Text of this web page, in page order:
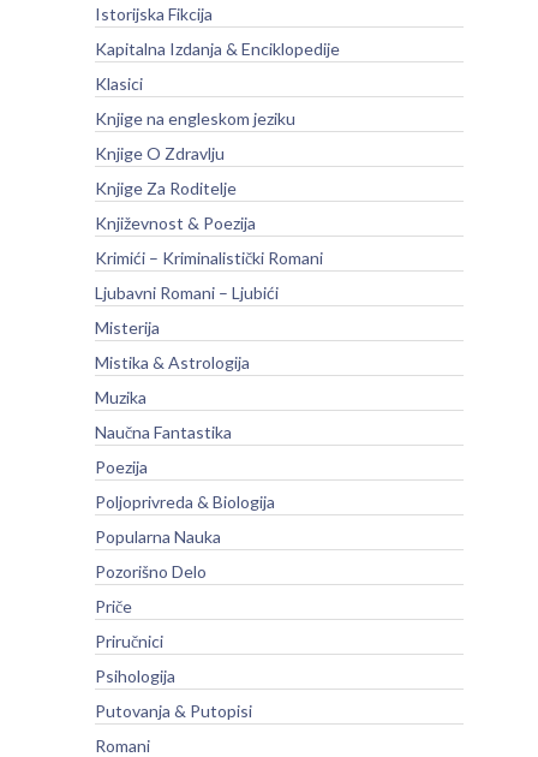
Istorijska Fikcija
Kapitalna Izdanja & Enciklopedije
Klasici
Knjige na engleskom jeziku
Knjige O Zdravlju
Knjige Za Roditelje
Književnost & Poezija
Krimići – Kriminalistički Romani
Ljubavni Romani – Ljubići
Misterija
Mistika & Astrologija
Muzika
Naučna Fantastika
Poezija
Poljoprivreda & Biologija
Popularna Nauka
Pozorišno Delo
Priče
Priručnici
Psihologija
Putovanja & Putopisi
Romani